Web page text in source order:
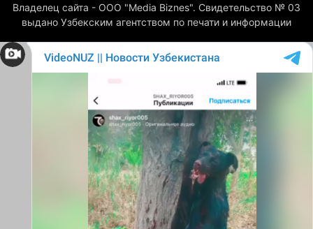
Владелец сайта - ООО "Media Biznes". Свидетельство № 03
выдано Узбекским агентством по печати и информации